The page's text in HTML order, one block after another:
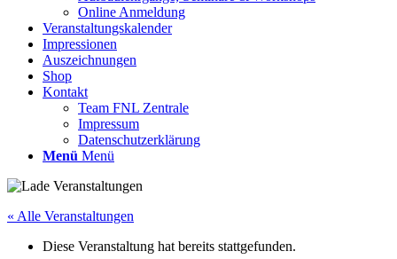
Online Anmeldung
Veranstaltungskalender
Impressionen
Auszeichnungen
Shop
Kontakt
Team FNL Zentrale
Impressum
Datenschutzerklärung
Menü Menü
« Alle Veranstaltungen
Diese Veranstaltung hat bereits stattgefunden.